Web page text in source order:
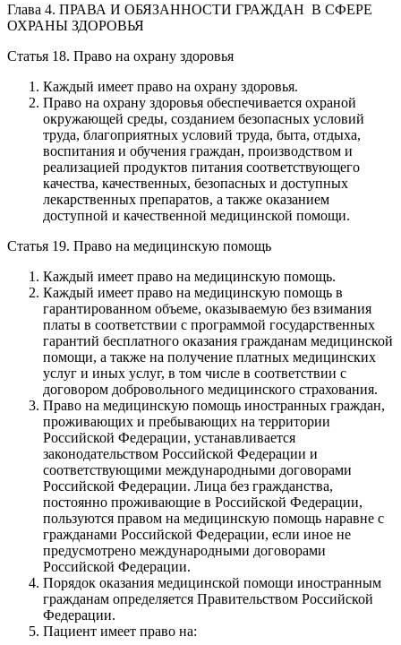
Глава 4. ПРАВА И ОБЯЗАННОСТИ ГРАЖДАН В СФЕРЕ
ОХРАНЫ ЗДОРОВЬЯ
Статья 18. Право на охрану здоровья
Каждый имеет право на охрану здоровья.
Право на охрану здоровья обеспечивается охраной
окружающей среды, созданием безопасных условий
труда, благоприятных условий труда, быта, отдыха,
воспитания и обучения граждан, производством и
реализацией продуктов питания соответствующего
качества, качественных, безопасных и доступных
лекарственных препаратов, а также оказанием
доступной и качественной медицинской помощи.
Статья 19. Право на медицинскую помощь
Каждый имеет право на медицинскую помощь.
Каждый имеет право на медицинскую помощь в
гарантированном объеме, оказываемую без взимания
платы в соответствии с программой государственных
гарантий бесплатного оказания гражданам медицинской
помощи, а также на получение платных медицинских
услуг и иных услуг, в том числе в соответствии с
договором добровольного медицинского страхования.
Право на медицинскую помощь иностранных граждан,
проживающих и пребывающих на территории
Российской Федерации, устанавливается
законодательством Российской Федерации и
соответствующими международными договорами
Российской Федерации. Лица без гражданства,
постоянно проживающие в Российской Федерации,
пользуются правом на медицинскую помощь наравне с
гражданами Российской Федерации, если иное не
предусмотрено международными договорами
Российской Федерации.
Порядок оказания медицинской помощи иностранным
гражданам определяется Правительством Российской
Федерации.
Пациент имеет право на: